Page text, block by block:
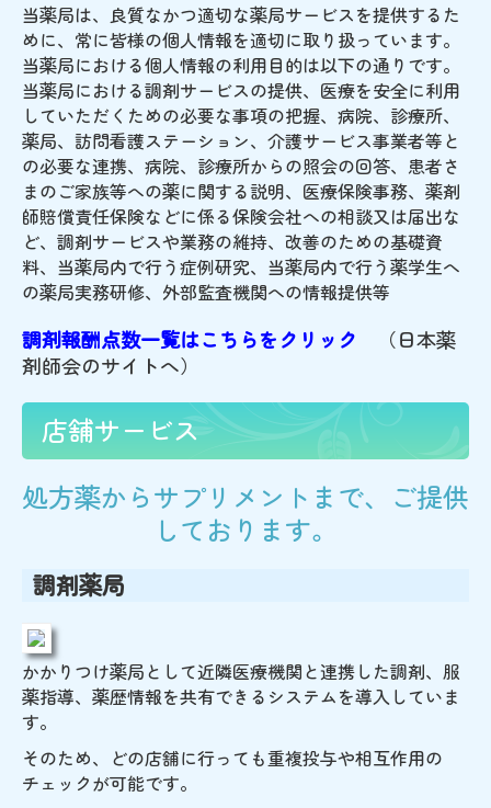
当薬局は、良質なかつ適切な薬局サービスを提供するた
めに、常に皆様の個人情報を適切に取り扱っています。
当薬局における個人情報の利用目的は以下の通りです。
当薬局における調剤サービスの提供、医療を安全に利用
していただくための必要な事項の把握、病院、診療所、
薬局、訪問看護ステーション、介護サービス事業者等と
の必要な連携、病院、診療所からの照会の回答、患者さ
まのご家族等への薬に関する説明、医療保険事務、薬剤
師賠償責任保険などに係る保険会社への相談又は届出な
ど、調剤サービスや業務の維持、改善のための基礎資
料、当薬局内で行う症例研究、当薬局内で行う薬学生へ
の薬局実務研修、外部監査機関への情報提供等
調剤報酬点数一覧はこちらをクリック （日本薬
剤師会のサイトへ）
店舗サービス
処方薬からサプリメントまで、ご提供
しております。
調剤薬局
かかりつけ薬局として近隣医療機関と連携した調剤、服
薬指導、薬歴情報を共有できるシステムを導入していま
す。
そのため、どの店舗に行っても重複投与や相互作用の
チェックが可能です。